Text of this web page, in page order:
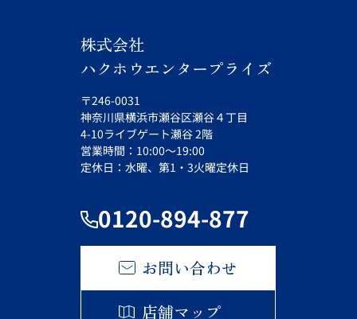
株式会社
ハクホウエンタープライズ
〒246-0031
神奈川県横浜市瀬谷区瀬谷４丁目
4-10ライブゲート瀬谷 2階
営業時間：10:00～19:00
定休日：水曜、第1・3火曜定休日
0120-894-877
お問い合わせ
店舗マップ